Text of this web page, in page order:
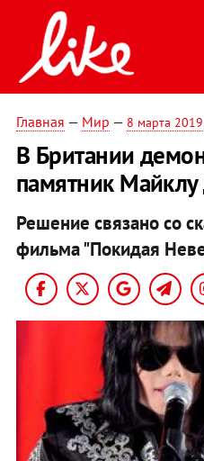
Главная — Мир — 8 марта 2019
В Британии
памятник
Решение связано со
фильма "Покидая